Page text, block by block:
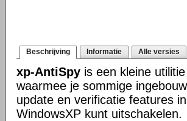
Beschrijving Informatie Alle versies
xp-AntiSpy is een kleine utilitie
waarmee je sommige
update en verificatie features in
WindowsXP kunt uitschakelen.